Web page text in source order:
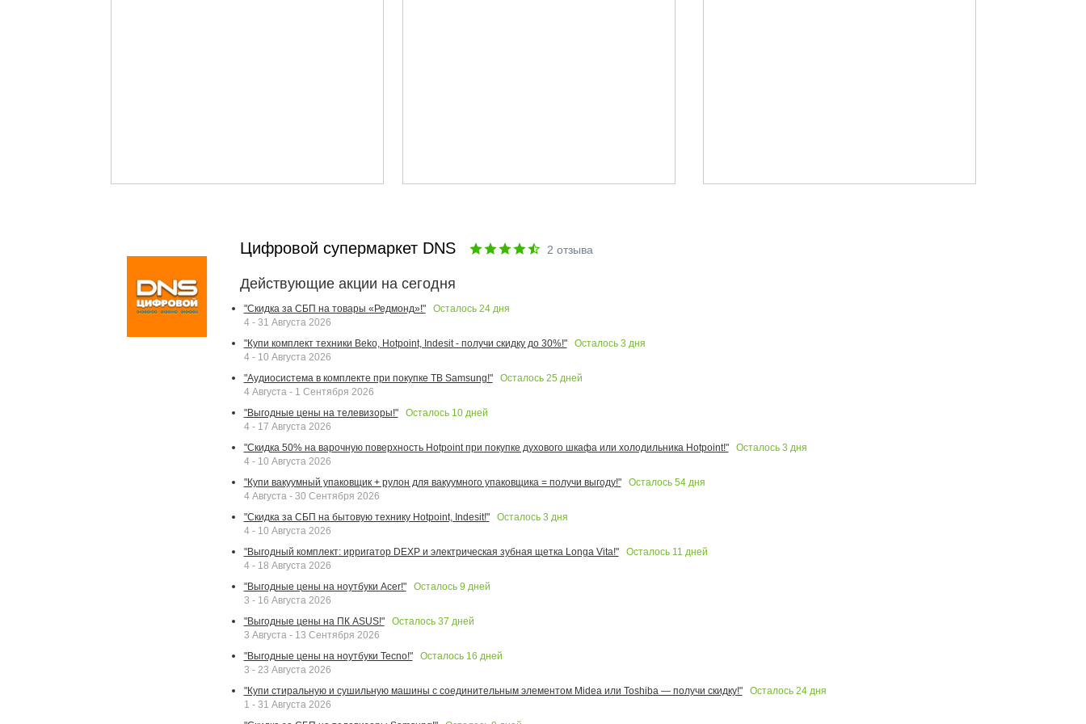
Цифровой супермаркет DNS 2 отзыва
Действующие акции на сегодня
"Скидка за СБП на товары «Редмонд»!" Осталось 24дня
4 - 31 Августа 2026
"Купи комплект техники Beko, Hotpoint, Indesit - получи скидку до 30%!"
Осталось 3 дня
4 - 10 Августа 2026
"Аудиосистема в комплекте при покупке ТВ Samsung!"
Осталось 25 дней
4 Августа - 1 Сентября 2026
"Выгодные цены на телевизоры!"
Осталось 10дней
4 - 17 Августа 2026
"Скидка 50% на варочную поверхность Hotpoint при покупке духового шкафа или холодильника Hotpoint!"
Осталось 3 дня
4 - 10 Августа 2026
"Купи вакуумный упаковщик + рулон для вакуумного упаковщика = получи выгоду!"
Осталось 54дня
4 Августа - 30 Сентября 2026
"Скидка за СБП на бытовую технику Hotpoint, Indesit!"
Осталось 3 дня
4 - 10 Августа 2026
"Выгодный комплект: ирригатор DEXP и электрическая зубная щетка Longa Vita!"
Осталось 11 дней
4 - 18 Августа 2026
"Выгодные цены на ноутбуки Acer!"
Осталось 9 дней
3 - 16 Августа 2026
"Выгодные цены на ПК ASUS!"
Осталось 37 дней
3 Августа - 13 Сентября 2026
"Выгодные цены на ноутбуки Tecno!"
Осталось 16 дней
3 - 23 Августа 2026
"Купи стиральную и сушильную машины с соединительным элементом Midea или Toshiba — получи скидку!"
Осталось 24дня
1 - 31 Августа 2026